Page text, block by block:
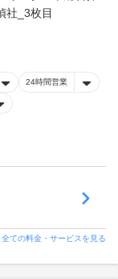
24時間営業
全ての料金・サービスを見る